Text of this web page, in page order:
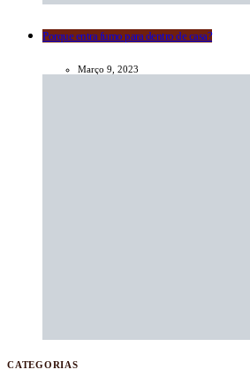
Porque entra fumo para dentro de casa?
Março 9, 2023
CATEGORIAS